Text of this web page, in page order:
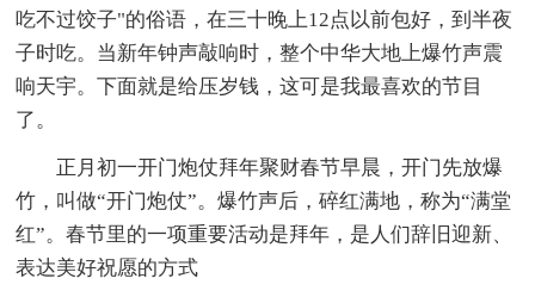
吃不过饺子"的俗语，在三十晚上12点以前包好，到半夜
子时吃。当新年钟声敲响时，整个中华大地上爆竹声震
响天宇。下面就是给压岁钱，这可是我最喜欢的节目
了。
正月初一开门炮仗拜年聚财春节早晨，开门先放爆
竹，叫做“开门炮仗”。爆竹声后，碎红满地，称为“满堂
红”。春节里的一项重要活动是拜年，是人们辞旧迎新、
表达美好祝愿的方式